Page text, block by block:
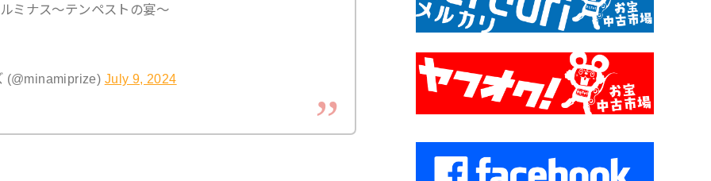
ナス～テンペストの宴～
(@minamiprize) July 9, 2024